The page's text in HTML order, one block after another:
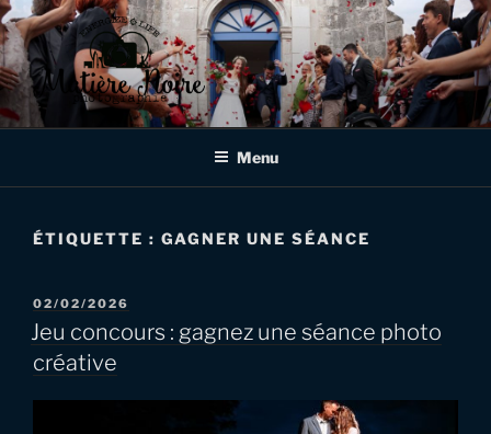
Aller
au
contenu
principal
MATIÈRE NOIRE
PHOTOGRAPHIE
Photographe de mariages et d'événementiels à Verdun, en Meuse,
Menu
ÉTIQUETTE : GAGNER UNE SÉANCE
PUBLIÉ
LE
02/02/2026
Jeu concours : gagnez une séance photo
créative